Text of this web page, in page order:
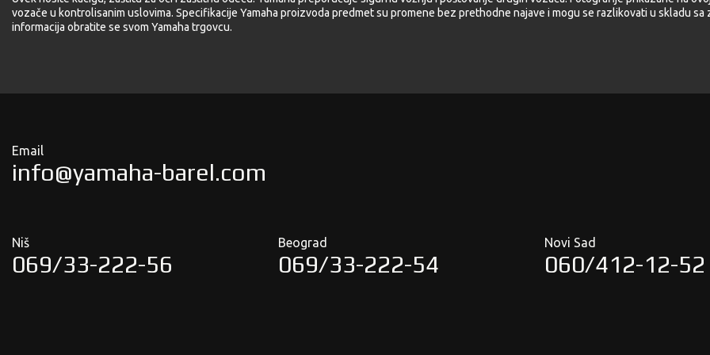
vozače u kontrolisanim uslovima. Specifikacije Yamaha proizvoda predmet su promene bez prethodne najave i mogu se razlikovati u skladu sa
informacija obratite se svom Yamaha trgovcu.
Email
info@yamaha-barel.com
Niš
069/33-222-56
Beograd
069/33-222-54
Novi Sad
060/412-12-52